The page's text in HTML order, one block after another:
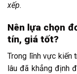
xếp.
Nên lựa chọn
tín, giá tốt?
Trong lĩnh vực kiến
lâu đã khẳng định